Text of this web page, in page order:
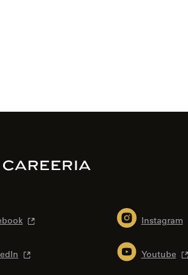
Instagram
Youtube